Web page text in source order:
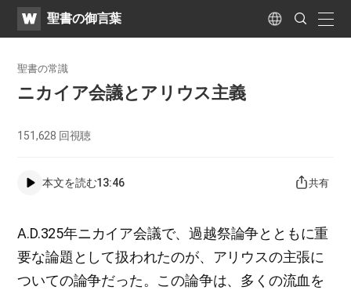
WATV聖書の御言葉 Language
Search
Submit
聖書の常識
ニカイア会議とアリウス主義
151,628 回視聴
本文を読む13:46 共有
A.D.325年ニカイア会議で、過越祭論争とともに重
要な論題として扱われたのが、アリウスの主張に
ついての論争だった。この論争は、多くの流血を